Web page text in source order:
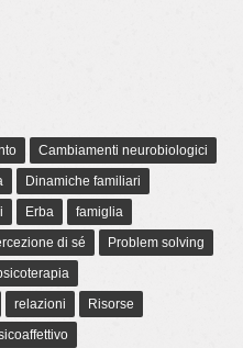
Cambiamenti neurobiologici
Dinamiche familiari
Erba
famiglia
di sé
Problem solving
relazioni
Risorse